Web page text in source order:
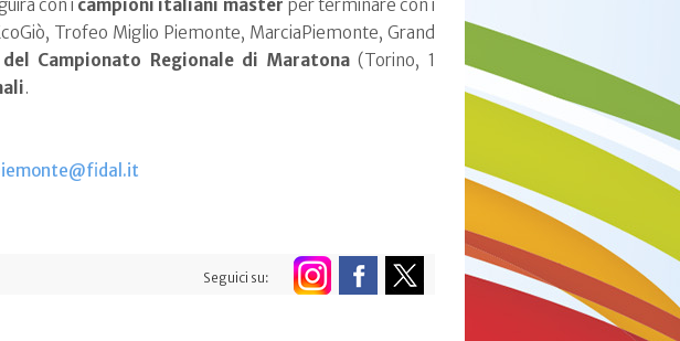
con i campioni italiani master per terminare con i
Trofeo Miglio Piemonte, MarciaPiemonte, Grand
Campionato Regionale di Maratona(Torino, 1
.
Seguici su: